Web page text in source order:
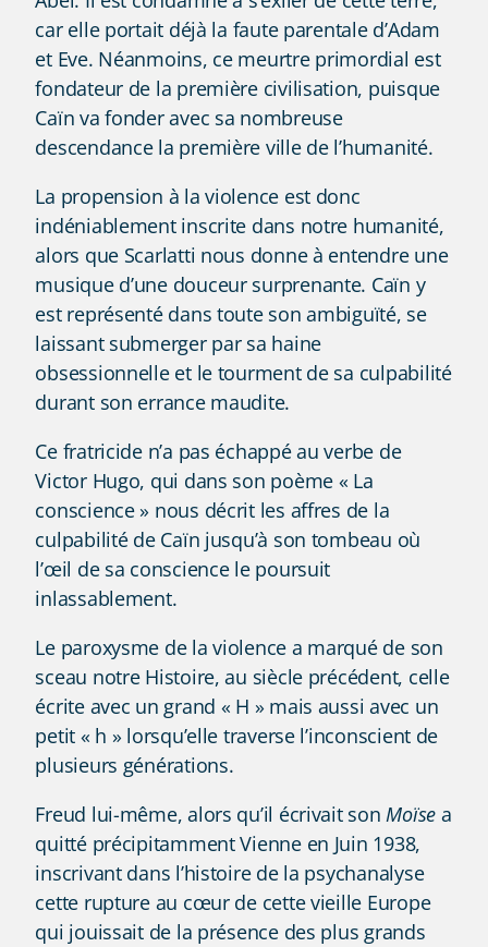
car elle portait déjà la faute parentale d’Adam
et Eve. Néanmoins, ce meurtre primordial est
fondateur de la première civilisation, puisque
Caïn va fonder avec sa nombreuse
descendance la première ville de l’humanité.
La propension à la violence est donc
indéniablement inscrite dans notre humanité,
alors que Scarlatti nous donne à entendre une
musique d’une douceur surprenante. Caïn y
est représenté dans toute son ambiguïté, se
laissant submerger par sa haine
obsessionnelle et le tourment de sa culpabilité
durant son errance maudite.
Ce fratricide n’a pas échappé au verbe de
Victor Hugo, qui dans son poème « La
conscience » nous décrit les affres de la
culpabilité de Caïn jusqu’à son tombeau où
l’œil de sa conscience le poursuit
inlassablement.
Le paroxysme de la violence a marqué de son
sceau notre Histoire, au siècle précédent, celle
écrite avec un grand « H » mais aussi avec un
petit « h » lorsqu’elle traverse l’inconscient de
plusieurs générations.
Freud lui-même, alors qu’il écrivait sonMoïsea
quitté précipitamment Vienne en Juin 1938,
inscrivant dans l’histoire de la psychanalyse
cette rupture au cœur de cette vieille Europe
qui jouissait de la présence des plus grands